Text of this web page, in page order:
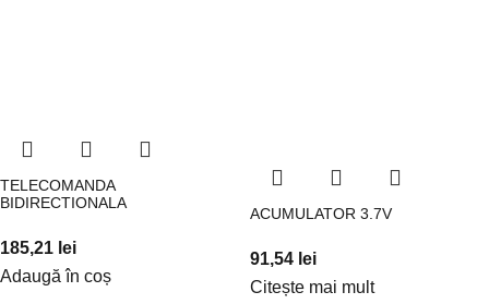
TELECOMANDA
BIDIRECTIONALA
185,21 lei
Adaugă în coș
ACUMULATOR 3.7V
91,54 lei
Citește mai mult